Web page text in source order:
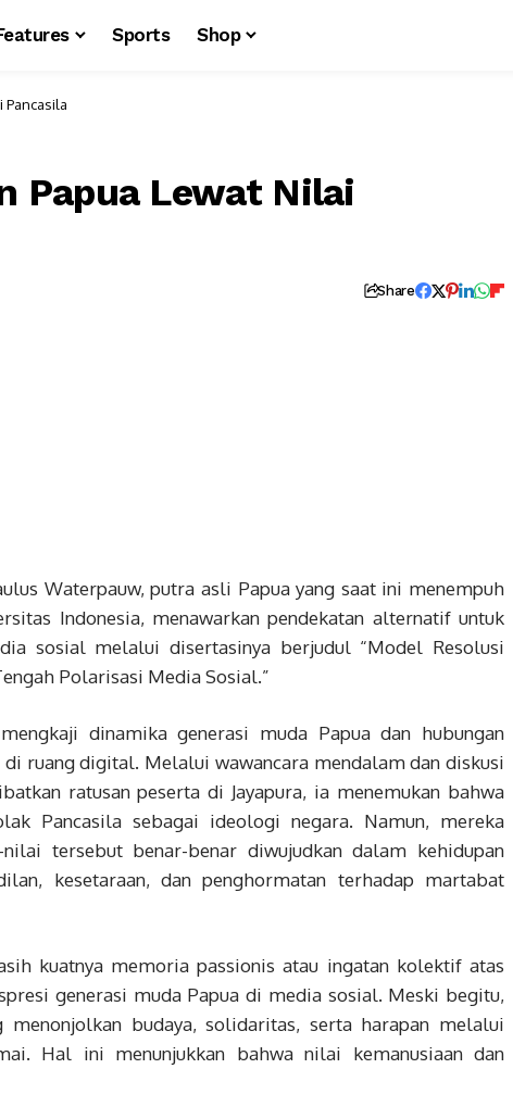
Sports Shop
Pancasila
Papua Lewat Nilai
Share
Waterpauw, putra asli Papua yang saat ini menempuh
Indonesia, menawarkan pendekatan alternatif untuk
sosial melalui disertasinya berjudul “Model Resolusi
Polarisasi Media Sosial.”
dinamika generasi muda Papua dan hubungan
ruang digital. Melalui wawancara mendalam dan diskusi
ratusan peserta di Jayapura, ia menemukan bahwa
Pancasila sebagai ideologi negara. Namun, mereka
tersebut benar-benar diwujudkan dalam kehidupan
kesetaraan, dan penghormatan terhadap martabat
kuatnya memoria passionis atau ingatan kolektif atas
generasi muda Papua di media sosial. Meski begitu,
budaya, solidaritas, serta harapan melalui
Hal ini menunjukkan bahwa nilai kemanusiaan dan